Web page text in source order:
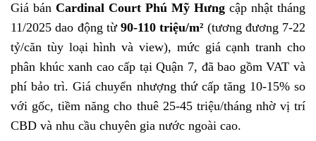
Giá bán Cardinal Court Phú Mỹ Hưng cập nhật tháng
11/2025 dao động từ 90-110 triệu/m² (tương đương 7-22
tỷ/căn tùy loại hình và view), mức giá cạnh tranh cho
phân khúc xanh cao cấp tại Quận 7, đã bao gồm VAT và
phí bảo trì. Giá chuyển nhượng thứ cấp tăng 10-15% so
với gốc, tiềm năng cho thuê 25-45 triệu/tháng nhờ vị trí
CBD và nhu cầu chuyên gia nước ngoài cao.